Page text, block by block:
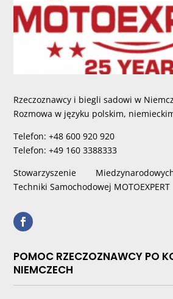
Rzeczoznawcy i biegli sadowi w
Rozmowa w języku polskim,
Telefon: +48 600 920 920
Telefon: +49 160 3388333
Stowarzyszenie
Techniki Samochodowej MOTOEXPERT
POMOC RZECZOZNAWCY PO
NIEMCZECH